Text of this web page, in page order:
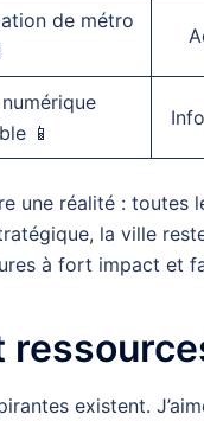
de métro
📱
une réalité :
la ville
à fort impact et
existent.